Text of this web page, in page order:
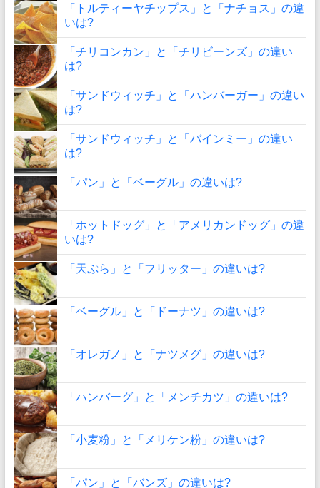
「トルティーヤチップス」と「ナチョス」の違
いは?
「チリコンカン」と「チリビーンズ」の違い
は?
「サンドウィッチ」と「ハンバーガー」の違い
は?
「サンドウィッチ」と「バインミー」の違い
は?
「パン」と「ベーグル」の違いは?
「ホットドッグ」と「アメリカンドッグ」の違
いは?
「天ぷら」と「フリッター」の違いは?
「ベーグル」と「ドーナツ」の違いは?
「オレガノ」と「ナツメグ」の違いは?
「ハンバーグ」と「メンチカツ」の違いは?
「小麦粉」と「メリケン粉」の違いは?
「パン」と「バンズ」の違いは?